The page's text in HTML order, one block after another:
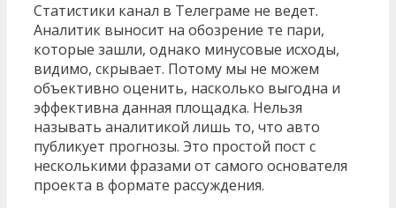
Статистики канал в Телеграме не ведет.
Аналитик выносит на обозрение те пари,
которые зашли, однако минусовые исходы,
видимо, скрывает. Потому мы не можем
объективно оценить, насколько выгодна и
эффективна данная площадка. Нельзя
называть аналитикой лишь то, что авто
публикует прогнозы. Это простой пост с
несколькими фразами от самого основателя
проекта в формате рассуждения.